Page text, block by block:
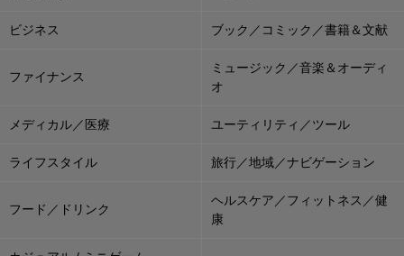
ビジネス ブック／コミック／書籍＆文献
ファイナンス
ミュージック／音楽＆オーディ
オ
メディカル／医療 ユーティリティ／ツール
ライフスタイル 旅行／地域／ナビゲーション
フード／ドリンク
ヘルスケア／フィットネス／健
康